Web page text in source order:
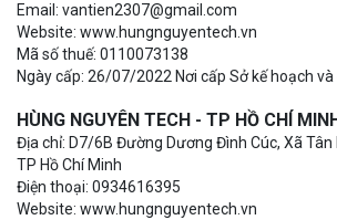
Email: vantien2307@gmail.com
Website: www.hungnguyentech.vn
Mã số thuế: 0110073138
Ngày cấp: 26/07/2022 Nơi cấp Sở kế hoạch
HÙNG NGUYÊN TECH - TP HỒ CHÍ
Địa chỉ: D7/6B Đường Dương Đình Cúc, Xã Tân
TP Hồ Chí Minh
Điện thoại: 0934616395
Website: www.hungnguyentech.vn